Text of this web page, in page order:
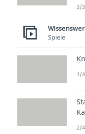
3/
Spiele
1/
2/